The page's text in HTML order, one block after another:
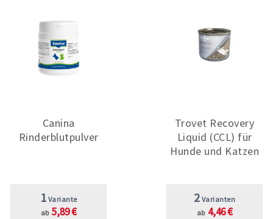
Canina
Rinderblutpulver
1 Variante
ab 5,89 €
Trovet Recovery
Liquid (CCL) für
Hunde und Katzen
2 Varianten
ab 4,46 €